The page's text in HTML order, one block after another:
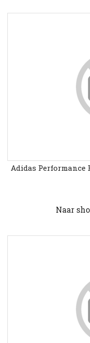
Adidas Performance
Naar